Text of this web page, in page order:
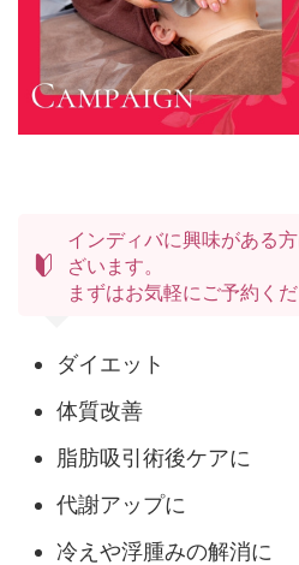
インディバに興味がある
ざいます。
まずはお気軽にご予約くだ
ダイエット
体質改善
脂肪吸引術後ケアに
代謝アップに
冷えや浮腫みの解消に